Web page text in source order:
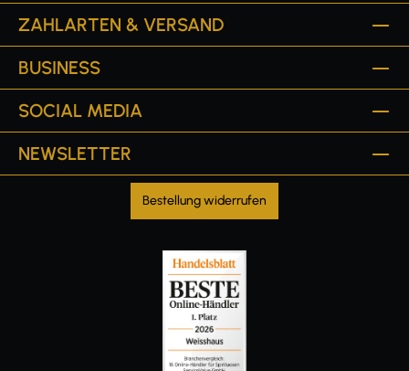
ZAHLARTEN & VERSAND
BUSINESS
SOCIAL MEDIA
NEWSLETTER
Bestellung widerrufen